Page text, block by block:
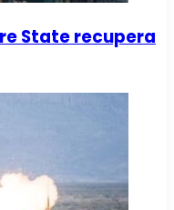
State recupera